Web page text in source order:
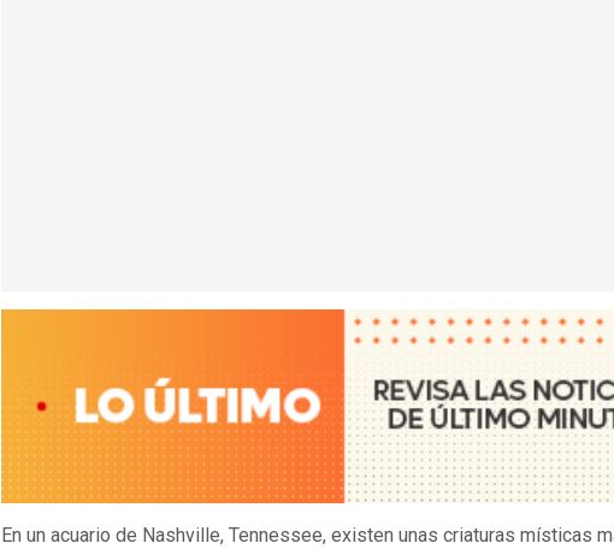
En un acuario de Nashville, Tennessee, existen unas criaturas místicas